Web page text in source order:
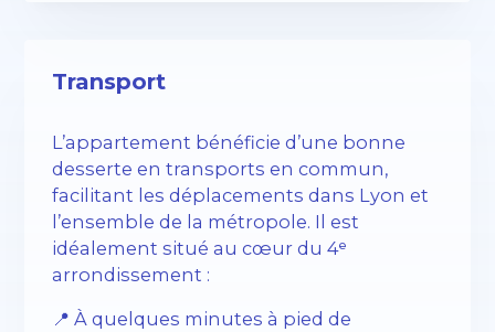
Transport
L’appartement bénéficie d’une bonne
desserte en transports en commun,
facilitant les déplacements dans Lyon et
l’ensemble de la métropole. Il est
idéalement situé au cœur du 4ᵉ
arrondissement :
📍 À quelques minutes à pied de